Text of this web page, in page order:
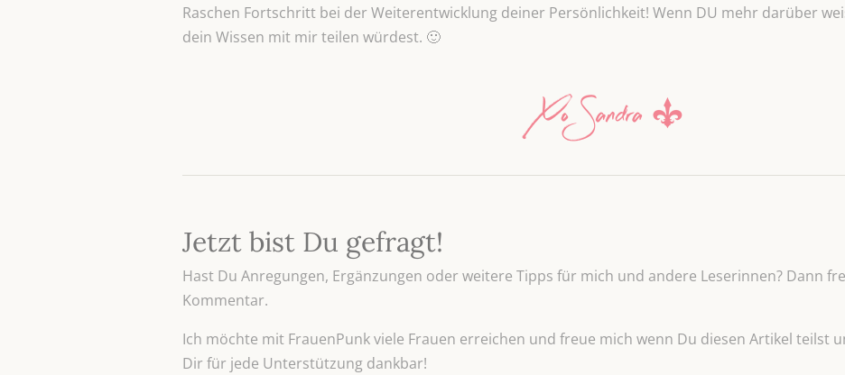
Raschen Fortschritt bei der Weiterentwicklung deiner Persönlichkeit! Wenn DU mehr darüber
dein Wissen mit mir teilen würdest. 🙂
Jetzt bist Du gefragt!
Hast Du Anregungen, Ergänzungen oder weitere Tipps für mich und andere Leserinnen? Dann
Kommentar.
Ich möchte mit FrauenPunk viele Frauen erreichen und freue mich wenn Du diesen Artikel teilst
Dir für jede Unterstützung dankbar!